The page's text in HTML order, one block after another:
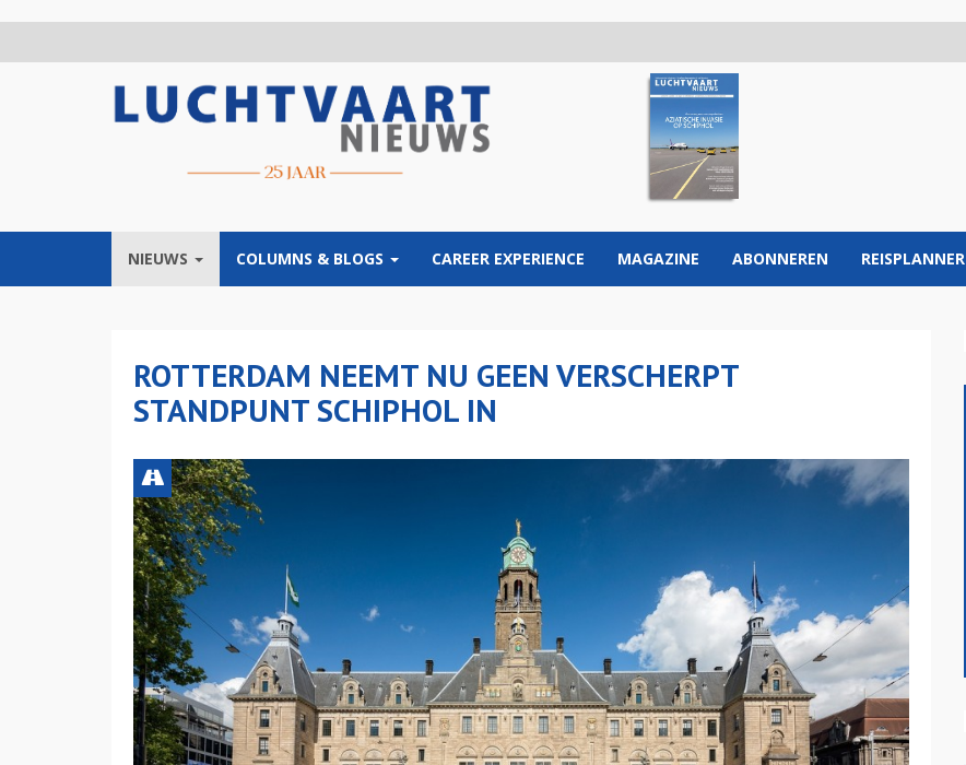
NIEUWS COLUMNS & BLOGS CAREER EXPERIENCE MAGAZINE ABONNEREN REISPLANNER
ROTTERDAM NEEMT NU GEEN VERSCHERPT
STANDPUNT SCHIPHOL IN